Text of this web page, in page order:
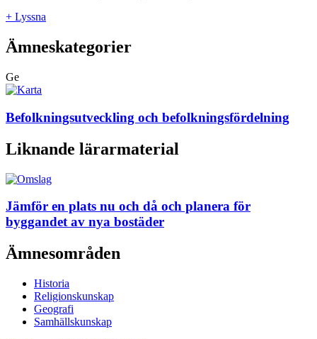
+ Lyssna
Ämneskategorier
Ge
Befolkningsutveckling och befolkningsfördelning
Liknande lärarmaterial
Jämför en plats nu och då och planera för
byggandet av nya bostäder
Ämnesområden
Historia
Religionskunskap
Geografi
Samhällskunskap